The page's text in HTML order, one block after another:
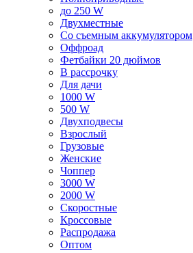
до 250 W
Двухместные
Со съемным аккумулятором
Оффроад
Фетбайки 20 дюймов
В рассрочку
Для дачи
1000 W
500 W
Двухподвесы
Взрослый
Грузовые
Женские
Чоппер
3000 W
2000 W
Скоростные
Кроссовые
Распродажа
Оптом